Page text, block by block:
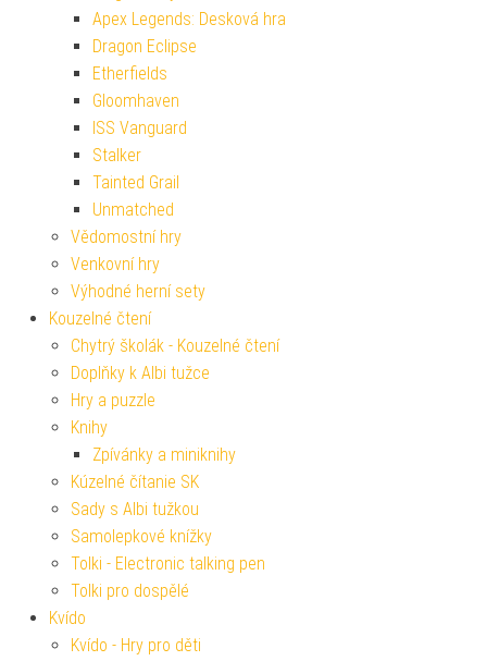
Apex Legends: Desková hra
Dragon Eclipse
Etherfields
Gloomhaven
ISS Vanguard
Stalker
Tainted Grail
Unmatched
Vědomostní hry
Venkovní hry
Výhodné herní sety
Kouzelné čtení
Chytrý školák - Kouzelné čtení
Doplňky k Albi tužce
Hry a puzzle
Knihy
Zpívánky a miniknihy
Kúzelné čítanie SK
Sady s Albi tužkou
Samolepkové knížky
Tolki - Electronic talking pen
Tolki pro dospělé
Kvído
Kvído - Hry pro děti